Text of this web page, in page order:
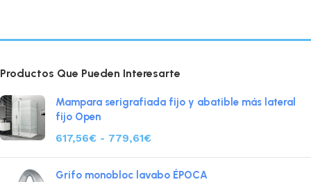
Productos Que Pueden Interesarte
Mampara serigrafiada fijo y abatible más lateral
fijo Open
617,56€ - 779,61€
Grifo monobloc lavabo ÉPOCA